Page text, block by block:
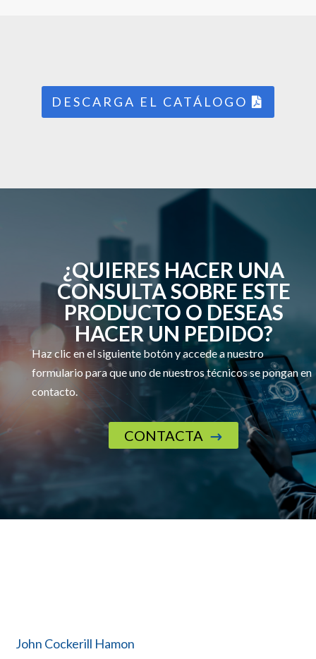
DESCARGA EL CATÁLOGO
¿QUIERES HACER UNA
CONSULTA SOBRE ESTE
PRODUCTO O DESEAS
HACER UN PEDIDO?
Haz clic en el siguiente botón y accede a nuestro
formulario para que uno de nuestros técnicos se pongan en
contacto.
CONTACTA $
John Cockerill Hamon